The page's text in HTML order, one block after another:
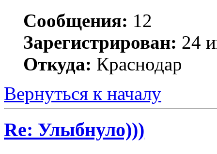
Сообщения: 12
Зарегистрирован: 24
Откуда: Краснодар
Вернуться к началу
Re: Улыбнуло)))